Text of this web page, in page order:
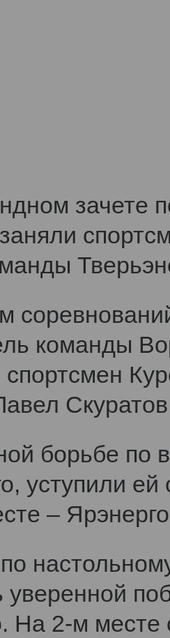
зачете
команды
спортсмен
борьбе по
уступили
–
уверенной
На 2-м